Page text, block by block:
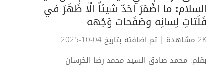
السلام: ما اضْمَرَ احَدٌ شيئاً الّا ظَهَرَ في
فَلَتاتِ لِسانِه وصَفَحات وَجْهه
2K مشاهدة
| تم اضافته بتاريخ 04-10-2025
بقلم: محمد صادق السيد محمد رضا الخرسان